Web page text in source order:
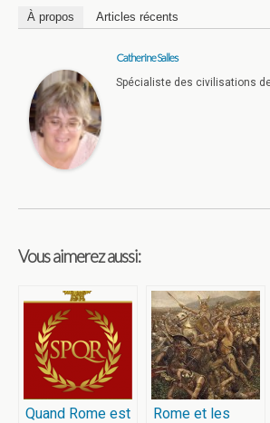
À propos Articles récents
Catherine Salles
Spécialiste des civilisations
Vous aimerez aussi:
Quand Rome est
Rome et les